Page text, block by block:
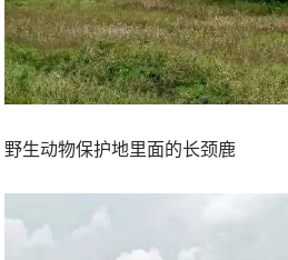
野生动物保护地里面的长颈鹿